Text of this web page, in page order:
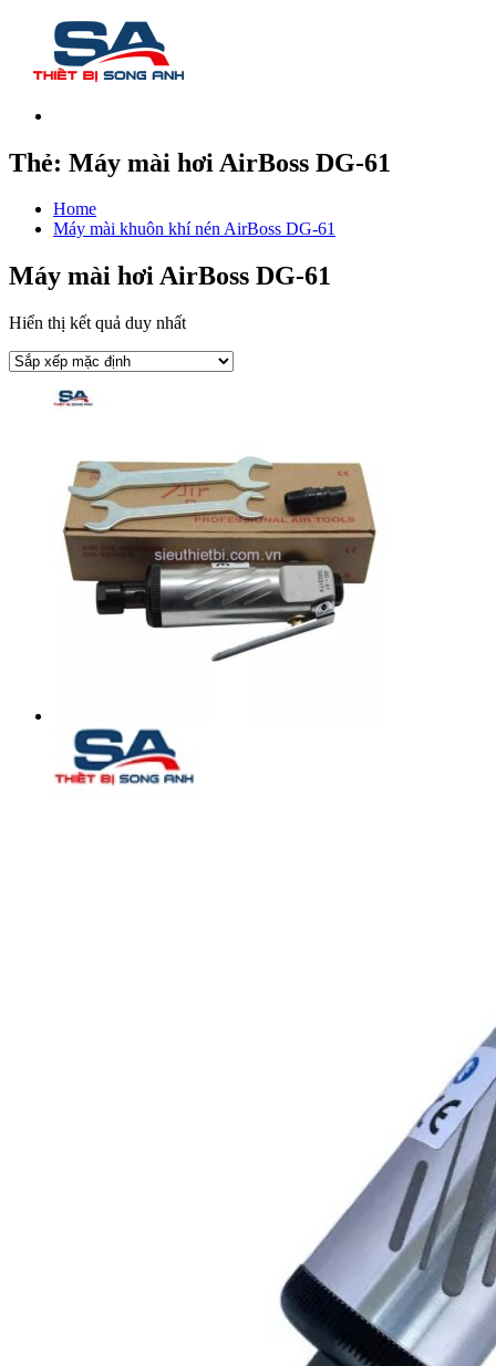
Thẻ: Máy mài hơi AirBoss DG-61
Home
Máy mài khuôn khí nén AirBoss DG-61
Máy mài hơi AirBoss DG-61
Hiển thị kết quả duy nhất